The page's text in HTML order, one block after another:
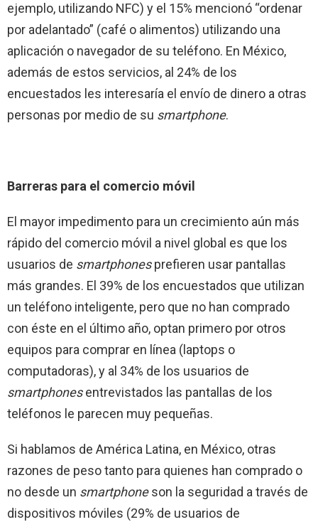
ejemplo, utilizando NFC) y el 15% mencionó “ordenar
por adelantado” (café o alimentos) utilizando una
aplicación o navegador de su teléfono. En México,
además de estos servicios, al 24% de los
encuestados les interesaría el envío de dinero a otras
personas por medio de su smartphone.
Barreras para el comercio móvil
El mayor impedimento para un crecimiento aún más
rápido del comercio móvil a nivel global es que los
usuarios de smartphonesprefieren usar pantallas
más grandes. El 39% de los encuestados que utilizan
un teléfono inteligente, pero que no han comprado
con éste en el último año, optan primero por otros
equipos para comprar en línea (laptops o
computadoras), y al 34% de los usuarios de
smartphonesentrevistados las pantallas de los
teléfonos le parecen muy pequeñas.
Si hablamos de América Latina, en México, otras
razones de peso tanto para quienes han comprado o
no desde un smartphoneson la seguridad a través de
dispositivos móviles (29% de usuarios de